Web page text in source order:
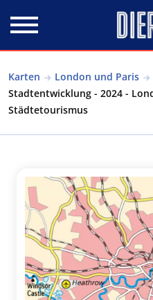
Karten London und Paris
Stadtentwicklung - 2024 -
Städtetourismus